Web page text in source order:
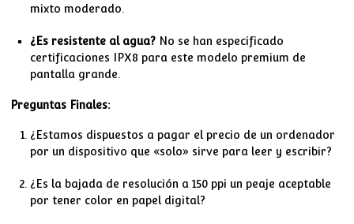
mixto moderado.
¿Es resistente al agua?No se han especificado
certificaciones IPX8 para este modelo premium de
pantalla grande.
Preguntas Finales:
¿Estamos dispuestos a pagar el precio de un ordenador
por un dispositivo que «solo» sirve para leer y escribir?
¿Es la bajada de resolución a 150 ppi un peaje aceptable
por tener color en papel digital?